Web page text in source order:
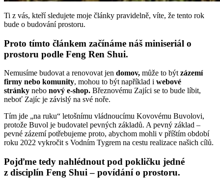
Ti z vás, kteří sledujete moje články pravidelně, víte, že tento rok
bude o budování prostoru.
Proto tímto článkem začínáme náš miniseriál o
prostoru podle Feng Ren Shui.
Nemusíme budovat a renovovat jen domov, může to být zázemí
firmy nebo komunity, mohou to být například i webové
stránky nebo nový e-shop. Březnovému Zajíci se to bude líbit,
neboť Zajíc je závislý na své noře.
Tím jde „na ruku“ letošnímu vládnoucímu Kovovému Buvolovi,
protože Buvol je budovatel pevných základů. A pevný základ –
pevné zázemí potřebujeme proto, abychom mohli v příštím období
roku 2022 vykročit s Vodním Tygrem na cestu realizace našich cílů.
Pojďme tedy nahlédnout pod pokličku jedné
z disciplín Feng Shui – povídání o prostoru.